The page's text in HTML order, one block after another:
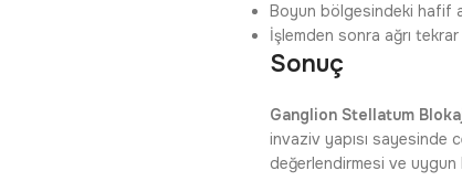
Boyun bölgesindeki hafif
İşlemden sonra ağrı
Sonuç
Ganglion Stellatum
invaziv yapısı sayesinde
değerlendirmesi ve